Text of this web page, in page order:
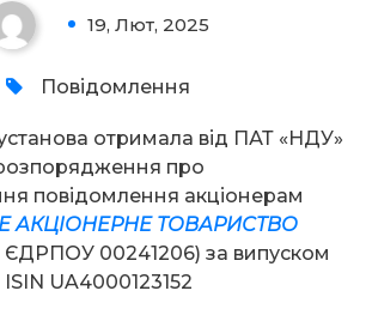
19, Лют, 2025
Повідомлення
отримала від ПАТ «НДУ»
про
повідомлення акціонерам
АКЦІОНЕРНЕ ТОВАРИСТВО
ЄДРПОУ 00241206) за випуском
ISIN UA4000123152